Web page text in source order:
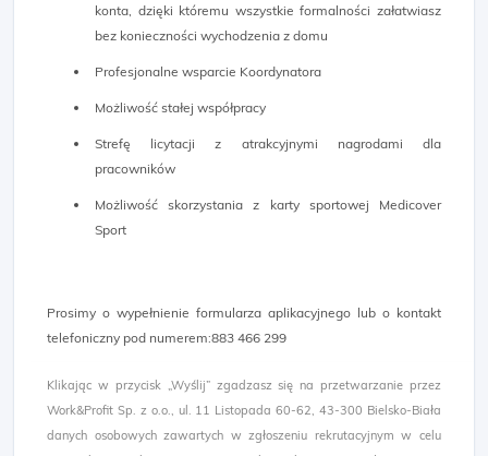
konta, dzięki któremu wszystkie formalności załatwiasz
bez konieczności wychodzenia z domu
Profesjonalne wsparcie Koordynatora
Możliwość stałej współpracy
Strefę licytacji z atrakcyjnymi nagrodami dla
pracowników
Możliwość skorzystania z karty sportowej Medicover
Sport
Prosimy o wypełnienie formularza aplikacyjnego lub o kontakt
telefoniczny pod numerem:883 466 299 ​
Klikając w przycisk „Wyślij” zgadzasz się na przetwarzanie przez
Work&Profit Sp. z o.o., ul. 11 Listopada 60-62, 43-300 Bielsko-Biała
danych osobowych zawartych w zgłoszeniu rekrutacyjnym w celu